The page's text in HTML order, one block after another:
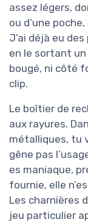
assez légers,
ou d’une
J’ai déjà eu
en le sortant un
bougé, ni côté
clip.
Le boîtier de
aux rayures.
métalliques, tu
gêne pas
es maniaque,
fournie, elle
Les charnières
jeu particulier